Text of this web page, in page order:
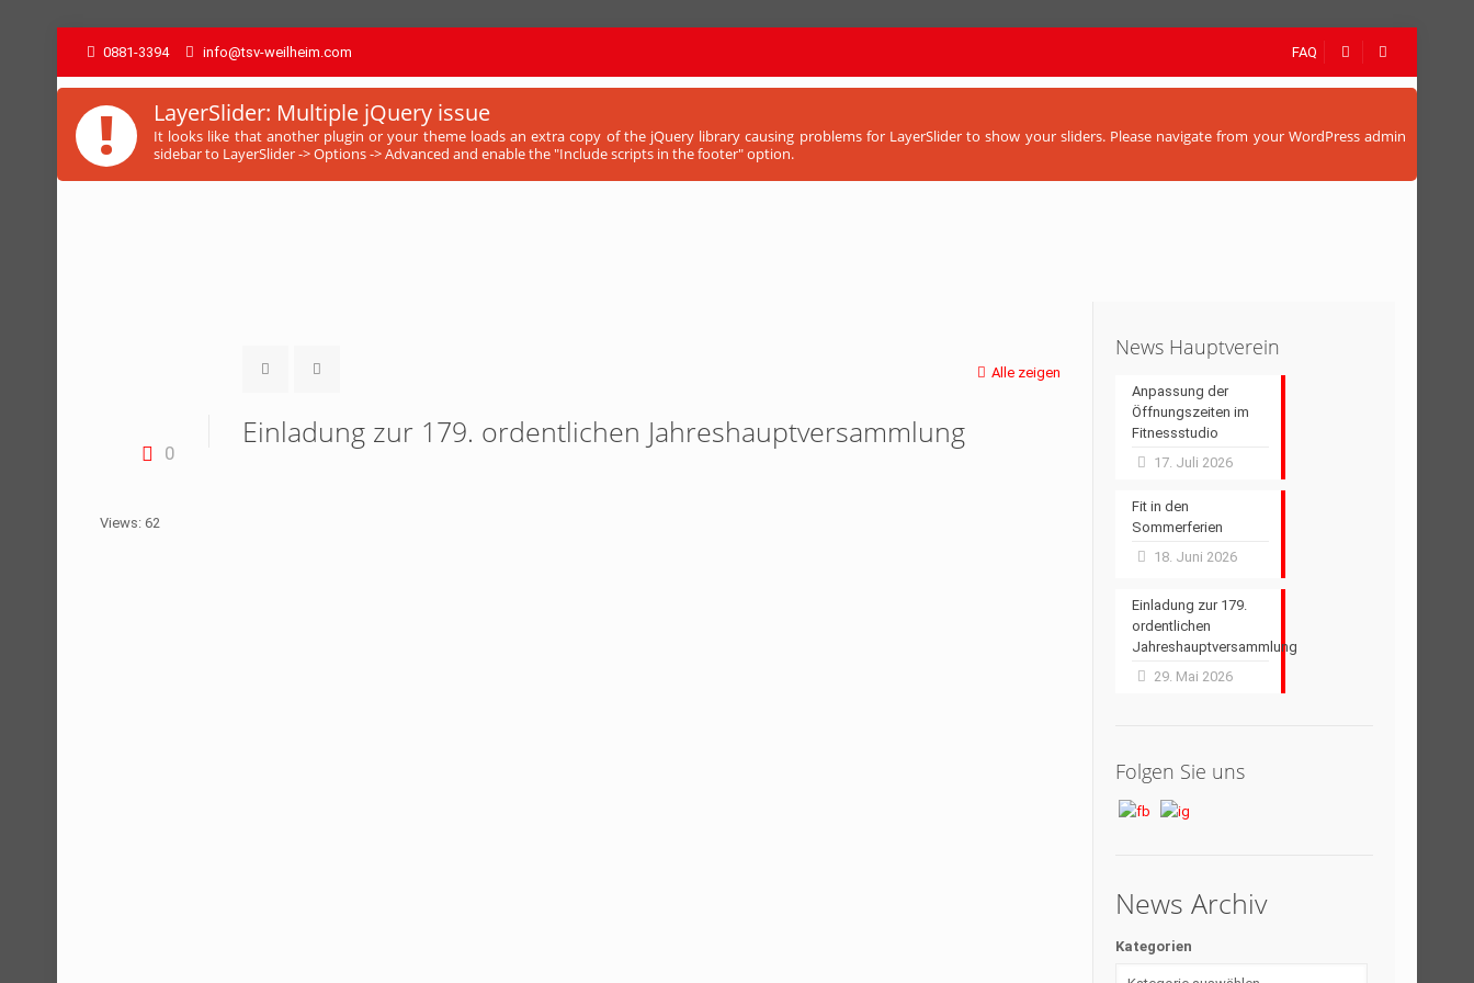
0881-3394 info@tsv-weilheim.com FAQ
! LayerSlider: Multiple jQuery issue
It looks like that another plugin or your theme loads an extra copy of the jQuery library causing problems for LayerSlider to show your sliders. Please navigate from your WordPress admin
sidebar to LayerSlider -> Options -> Advanced and enable the "Include scripts in the footer" option.
Alle zeigen
0
Einladung zur 179. ordentlichen Jahreshauptversammlung
Views: 62
News Hauptverein
Anpassung der
Öffnungszeiten im
Fitnessstudio
17. Juli 2026
Fit in den
Sommerferien
18. Juni 2026
Einladung zur 179.
ordentlichen
Jahreshauptversammlung
29. Mai 2026
Folgen Sie uns
News Archiv
Kategorien